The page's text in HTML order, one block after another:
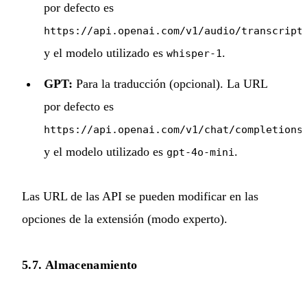
por defecto es
https://api.openai.com/v1/audio/
y el modelo utilizado es whisper-1.
GPT: Para la traducción (opcional). La URL
por defecto es
https://api.openai.com/v1/chat/completions
y el modelo utilizado es gpt-4o-mini.
Las URL de las API se pueden modificar en las
opciones de la extensión (modo experto).
5.7. Almacenamiento